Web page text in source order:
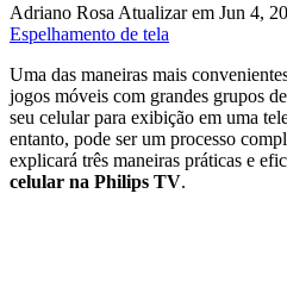
Adriano Rosa Atualizar em Jun 4,
Espelhamento de tela
Uma das maneiras mais
jogos móveis com grandes grupos
seu celular para exibição em uma
entanto, pode ser um processo
explicará três maneiras práticas e
celular na Philips TV.